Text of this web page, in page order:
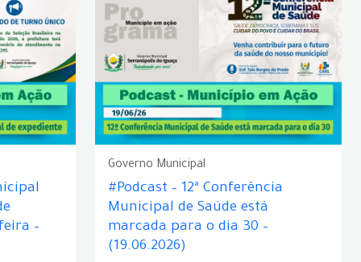
–
Governo Municipal
#Podcast – 12ª Conferência
Municipal de Saúde está
marcada para o dia 30 –
(19.06.2026)